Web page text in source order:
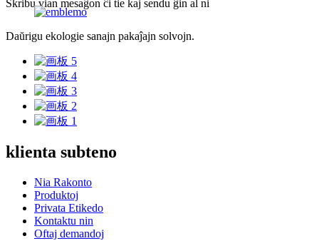
Skribu vian mesaĝon ĉi tie kaj sendu ĝin al ni
Daŭrigu ekologie sanajn pakaĵajn solvojn.
klienta subteno
Nia Rakonto
Produktoj
Privata Etikedo
Kontaktu nin
Oftaj demandoj